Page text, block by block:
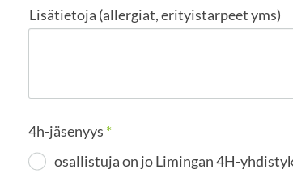
Lisätietoja (allergiat, erityistarpeet yms)
4h-jäsenyys *
osallistuja on jo Limingan 4H-